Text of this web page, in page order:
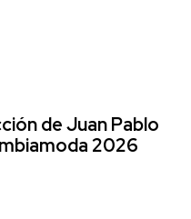
de Juan Pablo
2026